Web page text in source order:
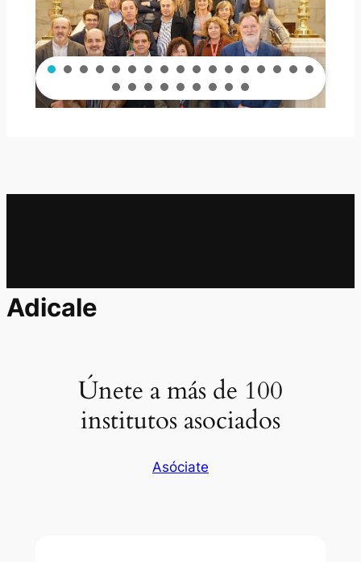
Adicale
Únete a más de 100
institutos asociados
Asóciate